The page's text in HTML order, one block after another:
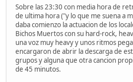
Sobre las 23:30 con media hora de
de ultima hora ("y lo que me suena a
daba comienzo la actuacion de los
Bichos Muertos con su hard-rock,
una voz muy heavy y unos ritmos
encargaron de abrir la descarga de
grupos y alguna que otra cancion
de 45 minutos.